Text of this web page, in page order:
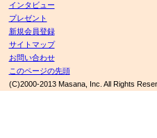
インタビュー
プレゼント
新規会員登録
サイトマップ
お問い合わせ
このページの先頭
(C)2000-2013 Masana, Inc. All Rights